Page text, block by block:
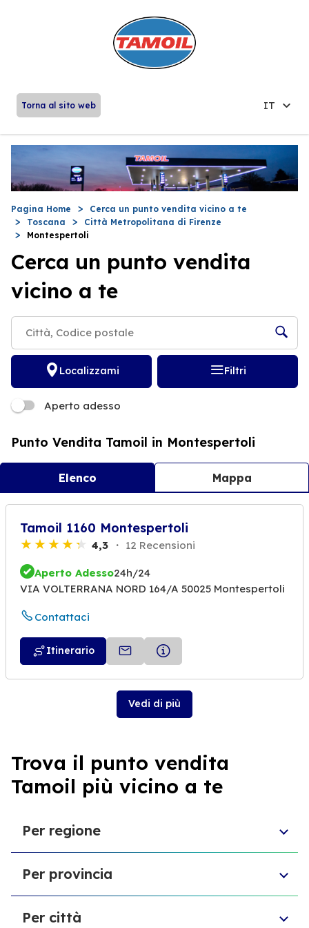
Torna al sito web IT
Pagina Home
Cerca un punto vendita vicino a te
Toscana
Città Metropolitana di Firenze
Montespertoli
Cerca un punto vendita
vicino a te
Localizzami Filtri
Aperto adesso
Punto Vendita Tamoil in Montespertoli
Elenco Mappa
Tamoil 1160 Montespertoli
4,3 12 Recensioni
Aperto Adesso24h/24
VIA VOLTERRANA NORD 164/A 50025 Montespertoli
Contattaci
Itinerario
Vedi di più
Trova il punto vendita
Tamoil più vicino a te
Per regione
Veneto
Abruzzo
Friuli-Venezia Giulia
Per provincia
Libero consorzio comunale di Ragusa
Per città